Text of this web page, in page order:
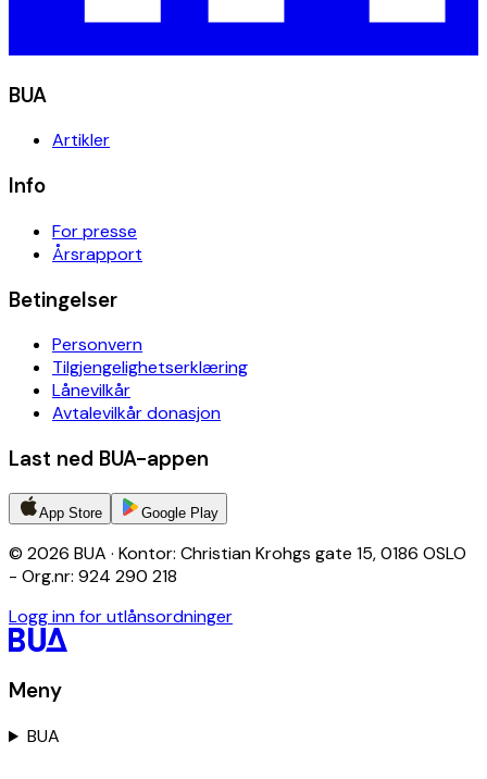
BUA
Artikler
Info
For presse
Årsrapport
Betingelser
Personvern
Tilgjengelighetserklæring
Lånevilkår
Avtalevilkår donasjon
Last ned BUA-appen
App Store Google Play
© 2026 BUA · Kontor: Christian Krohgs gate 15, 0186 OSLO
- Org.nr: 924 290 218
Logg inn for utlånsordninger
Meny
BUA